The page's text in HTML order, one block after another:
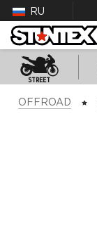
RU
STREET
OFFROAD